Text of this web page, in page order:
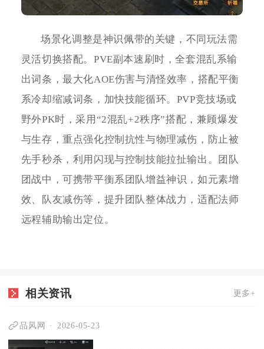
场景化调整是神识佩带的关键，不同玩法需
灵活切换搭配。PVE副本速刷时，全套混乱系输
出词条，最大化AOE伤害与清怪效率，搭配平衡
系冷却缩减词条，加快技能循环。PVP竞技场或
野外PK时，采用“2混乱+2秩序”搭配，兼顾爆发
与生存，重点强化控制抗性与物理减伤，防止被
先手秒杀，利用闪现与控制技能拉扯输出。团队
团战中，可携带平衡系团队增益神识，如元素增
效、队友减伤等，提升团队整体战力，适配法师
远程辅助输出定位。
相关资讯 更多+
品风网 2026-05-23